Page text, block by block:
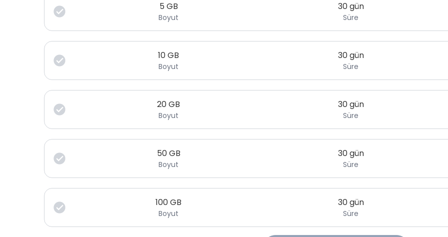
5 GB
Boyut
30 gün
Süre
10GB
Boyut
30 gün
Süre
20GB
Boyut
30 gün
Süre
50GB
Boyut
30 gün
Süre
100GB
Boyut
30 gün
Süre